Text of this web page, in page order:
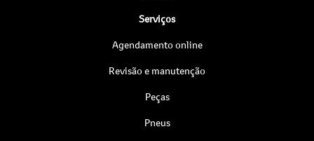
Serviços
Agendamento online
Revisão e manutenção
Peças
Pneus